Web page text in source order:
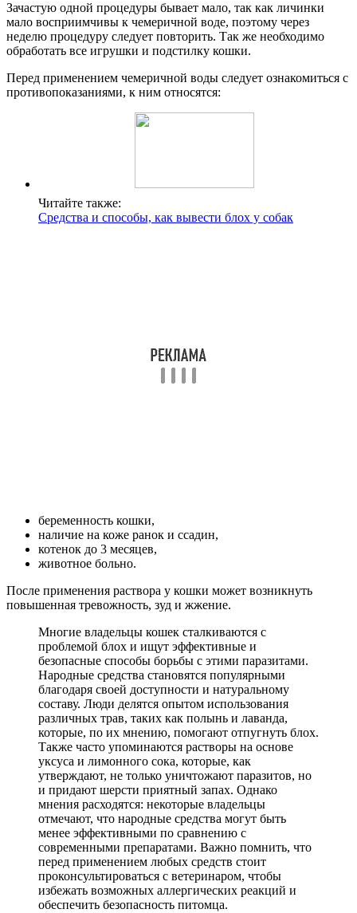
Зачастую одной процедуры бывает мало, так как личинки
мало восприимчивы к чемеричной воде, поэтому через
неделю процедуру следует повторить. Так же необходимо
обработать все игрушки и подстилку кошки.
Перед применением чемеричной воды следует ознакомиться с
противопоказаниями, к ним относятся:
Читайте также:
Средства и способы, как вывести блох у собак
беременность кошки,
наличие на коже ранок и ссадин,
котенок до 3 месяцев,
животное больно.
После применения раствора у кошки может возникнуть
повышенная тревожность, зуд и жжение.
Многие владельцы кошек сталкиваются с
проблемой блох и ищут эффективные и
безопасные способы борьбы с этими паразитами.
Народные средства становятся популярными
благодаря своей доступности и натуральному
составу. Люди делятся опытом использования
различных трав, таких как полынь и лаванда,
которые, по их мнению, помогают отпугнуть блох.
Также часто упоминаются растворы на основе
уксуса и лимонного сока, которые, как
утверждают, не только уничтожают паразитов, но
и придают шерсти приятный запах. Однако
мнения расходятся: некоторые владельцы
отмечают, что народные средства могут быть
менее эффективными по сравнению с
современными препаратами. Важно помнить, что
перед применением любых средств стоит
проконсультироваться с ветеринаром, чтобы
избежать возможных аллергических реакций и
обеспечить безопасность питомца.